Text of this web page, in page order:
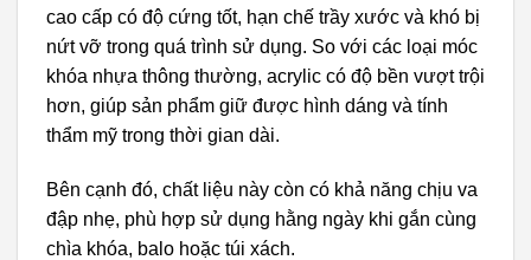
cao cấp có độ cứng tốt, hạn chế trầy xước và khó bị
nứt vỡ trong quá trình sử dụng. So với các loại móc
khóa nhựa thông thường, acrylic có độ bền vượt trội
hơn, giúp sản phẩm giữ được hình dáng và tính
thẩm mỹ trong thời gian dài.
Bên cạnh đó, chất liệu này còn có khả năng chịu va
đập nhẹ, phù hợp sử dụng hằng ngày khi gắn cùng
chìa khóa, balo hoặc túi xách.